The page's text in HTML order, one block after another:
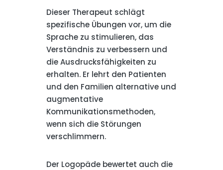
Dieser Therapeut schlägt
spezifische Übungen vor, um die
Sprache zu stimulieren, das
Verständnis zu verbessern und
die Ausdrucksfähigkeiten zu
erhalten. Er lehrt den Patienten
und den Familien alternative und
augmentative
Kommunikationsmethoden,
wenn sich die Störungen
verschlimmern.
Der Logopäde bewertet auch die